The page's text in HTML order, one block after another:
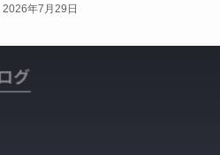
2026年7月29日